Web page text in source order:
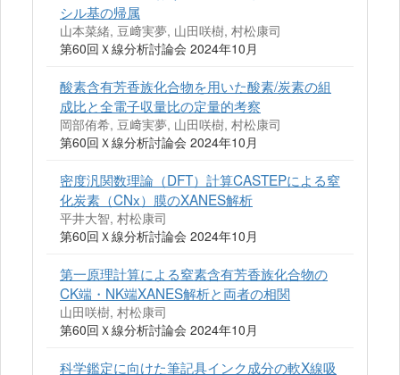
シル基の帰属
山本菜緒, 豆﨑実夢, 山田咲樹, 村松康司
第60回Ｘ線分析討論会 2024年10月
酸素含有芳香族化合物を用いた酸素/炭素の組
成比と全電子収量比の定量的考察
岡部侑希, 豆﨑実夢, 山田咲樹, 村松康司
第60回Ｘ線分析討論会 2024年10月
密度汎関数理論（DFT）計算CASTEPによる窒
化炭素（CNx）膜のXANES解析
平井大智, 村松康司
第60回Ｘ線分析討論会 2024年10月
第一原理計算による窒素含有芳香族化合物の
CK端・NK端XANES解析と両者の相関
山田咲樹, 村松康司
第60回Ｘ線分析討論会 2024年10月
科学鑑定に向けた筆記具インク成分の軟X線吸